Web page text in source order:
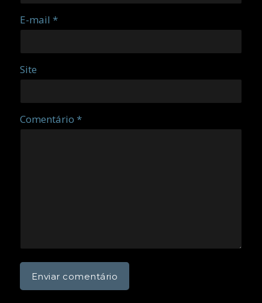
E-mail *
Site
Comentário *